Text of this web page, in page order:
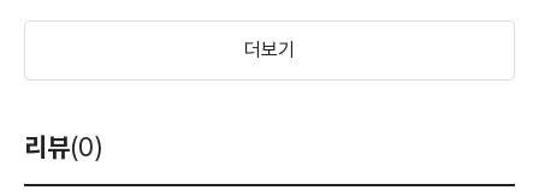
더보기
리뷰(0)